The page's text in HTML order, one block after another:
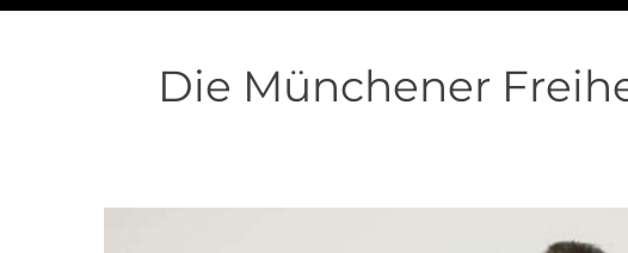
Die Münchener